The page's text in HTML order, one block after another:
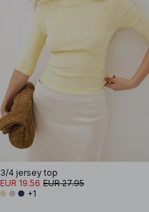
3/4 jersey top
EUR 19.56 EUR 27.95
+1